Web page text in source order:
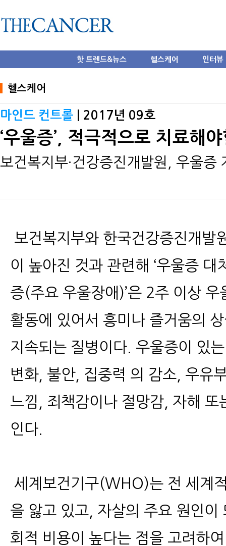
핫 트렌드&뉴스 헬스케어 인터뷰
헬스케어
마인드 컨트롤 | 2017년 09호
‘우울증’, 적극적으로 치료해야
보건복지부·건강증진개발원, 우울증
보건복지부와 한국건강증진개발
이 높아진 것과 관련해 ‘우울증 대
증(주요 우울장애)’은 2주 이상
활동에 있어서 흥미나 즐거움의
지속되는 질병이다. 우울증이 있
변화, 불안, 집중력 의 감소, 우유
느낌, 죄책감이나 절망감, 자해 또
인다.
세계보건기구(WHO)는 전 세계
을 앓고 있고, 자살의 주요 원인이
회적 비용이 높다는 점을 고려하여